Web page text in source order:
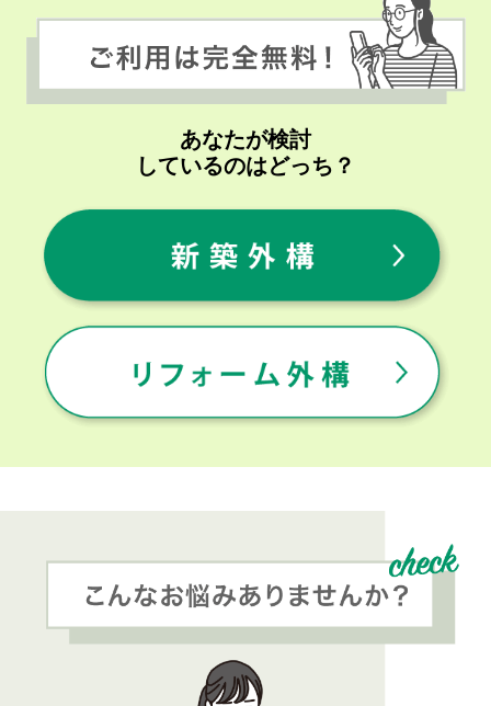
あなたが検討
しているのはどっち？